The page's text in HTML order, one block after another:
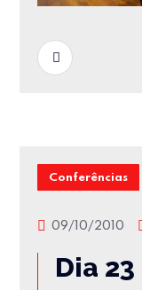
Conferências
09/10/2010
Dia